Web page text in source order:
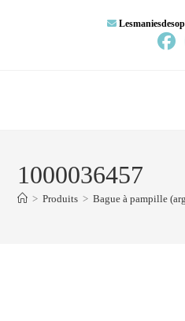
1000036457
> Produits > Bague à pampille